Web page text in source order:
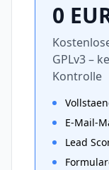
0
GPLv3 –
Kontrolle
E-Mail-
Lead